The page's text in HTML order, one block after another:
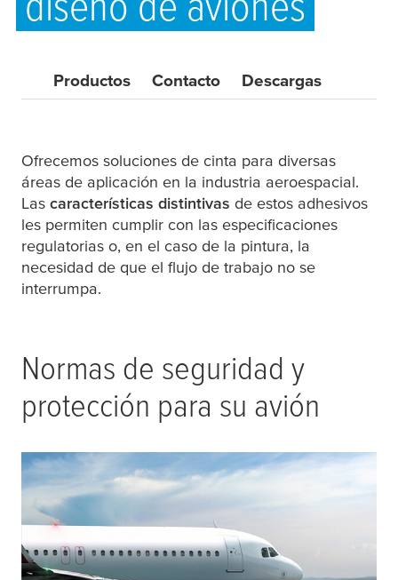
Productos Contacto Descargas
Ofrecemos soluciones de cinta para diversas
áreas de aplicación en la industria aeroespacial.
Las características distintivas de estos adhesivos
les permiten cumplir con las especificaciones
regulatorias o, en el caso de la pintura, la
necesidad de que el flujo de trabajo no se
interrumpa.
Normas de seguridad y
protección para su avión